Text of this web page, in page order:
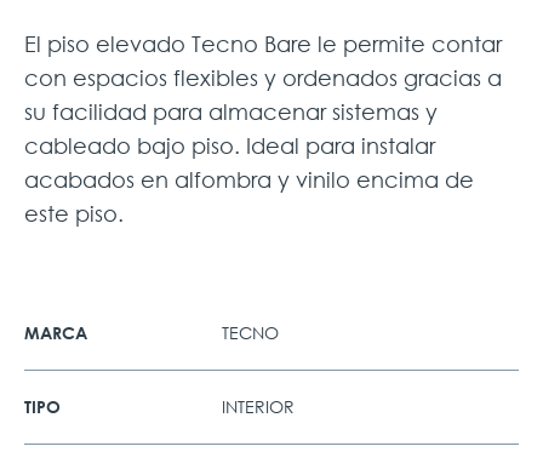
El piso elevado Tecno Bare le permite contar
con espacios flexibles y ordenados gracias a
su facilidad para almacenar sistemas y
cableado bajo piso. Ideal para instalar
acabados en alfombra y vinilo encima de
este piso.
MARCA TECNO
TIPO INTERIOR